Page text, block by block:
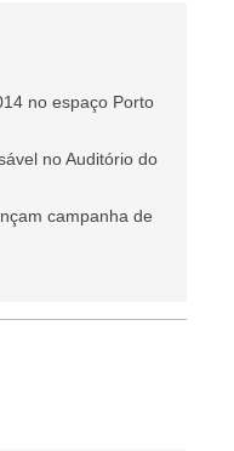
no espaço Porto
no Auditório do
campanha de